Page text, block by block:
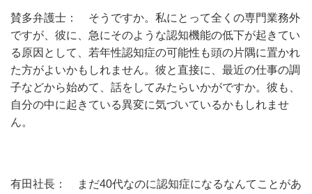
賛多弁護士： そうですか。私にとって全くの専門業務外
ですが、彼に、急にそのような認知機能の低下が起きてい
る原因として、若年性認知症の可能性も頭の片隅に置かれ
た方がよいかもしれません。彼と直接に、最近の仕事の調
子などから始めて、話をしてみたらいかがですか。彼も、
自分の中に起きている異変に気づいているかもしれませ
ん。
有田社長： まだ40代なのに認知症になるなんてことがあ